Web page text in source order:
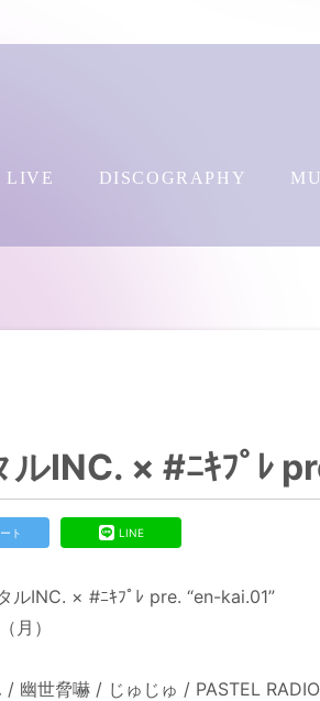
LIVE DISCOGRAPHY
ルINC. × #ﾆｷﾌﾟﾚ
ト LINE
INC. × #ﾆｷﾌﾟﾚ pre. “en-kai.01”
月）
幽世脅嚇 / じゅじゅ / PASTEL